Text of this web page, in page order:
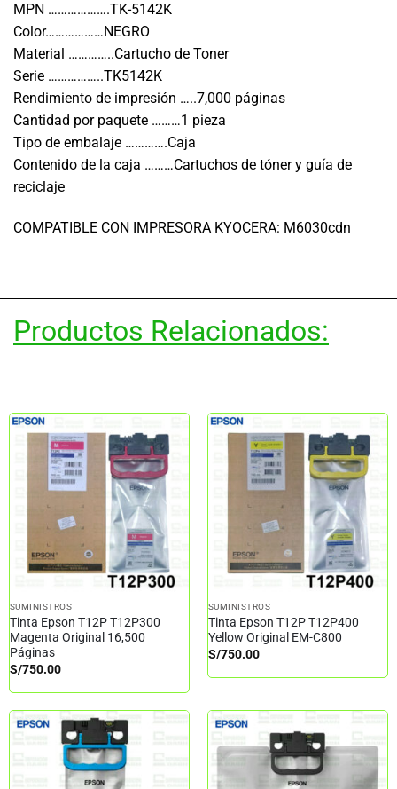
MPN ……………….TK-5142K
Color………………NEGRO
Material …………..Cartucho de Toner
Serie ……………..TK5142K
Rendimiento de impresión …..7,000 páginas
Cantidad por paquete ………1 pieza
Tipo de embalaje ………….Caja
Contenido de la caja ………Cartuchos de tóner y guía de
reciclaje
COMPATIBLE CON IMPRESORA KYOCERA: M6030cdn
Productos Relacionados:
SUMINISTROS
Tinta Epson T12P T12P300
Magenta Original 16,500
Páginas
S/750.00
SUMINISTROS
Tinta Epson T12P T12P400
Yellow Original EM-C800
S/750.00